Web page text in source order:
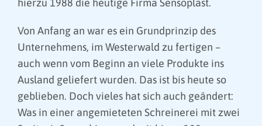
hierzu 1988 die heutige Firma Sensoplast.
Von Anfang an war es ein Grundprinzip des
Unternehmens, im Westerwald zu fertigen –
auch wenn vom Beginn an viele Produkte ins
Ausland geliefert wurden. Das ist bis heute so
geblieben. Doch vieles hat sich auch geändert:
Was in einer angemieteten Schreinerei mit zwei